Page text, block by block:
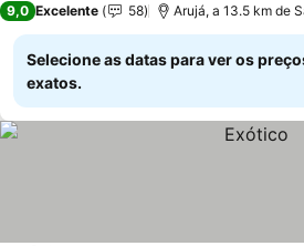
9,0 Excelente 58 Arujá, a 13.5 km de
Selecione as datas para ver os
exatos.